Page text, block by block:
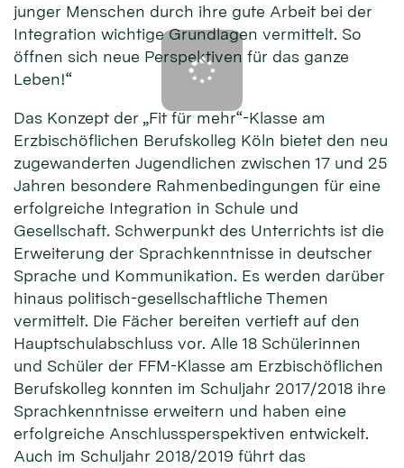
junger Menschen durch ihre gute Arbeit bei der
Integration wichtige Grundlagen vermittelt. So
öffnen sich neue Perspektiven für das ganze
Leben!“
Das Konzept der „Fit für mehr“-Klasse am
Erzbischöflichen Berufskolleg Köln bietet den neu
zugewanderten Jugendlichen zwischen 17 und 25
Jahren besondere Rahmenbedingungen für eine
erfolgreiche Integration in Schule und
Gesellschaft. Schwerpunkt des Unterrichts ist die
Erweiterung der Sprachkenntnisse in deutscher
Sprache und Kommunikation. Es werden darüber
hinaus politisch-gesellschaftliche Themen
vermittelt. Die Fächer bereiten vertieft auf den
Hauptschulabschluss vor. Alle 18 Schülerinnen
und Schüler der FFM-Klasse am Erzbischöflichen
Berufskolleg konnten im Schuljahr 2017/2018 ihre
Sprachkenntnisse erweitern und haben eine
erfolgreiche Anschlussperspektiven entwickelt.
Auch im Schuljahr 2018/2019 führt das